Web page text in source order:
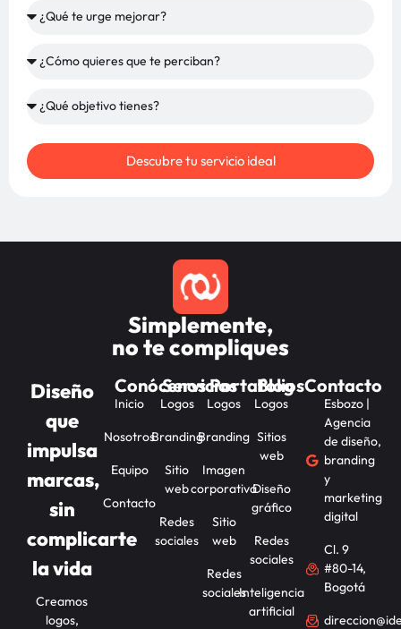
Descubre tu servicio ideal
Simplemente,
no te compliques
Diseño
que
impulsa
marcas,
sin
complicarte
la vida
Creamos
logos,
Conócenos
Inicio
Nosotros
Equipo
Contacto
Servicios
Logos
Branding
Sitio
web
Redes
sociales
Portafolios
Logos
Branding
Imagen
corporativa
Sitio
web
Redes
sociales
Blog
Logos
Sitios
web
Diseño
gráfico
Redes
sociales
Inteligencia
artificial
Contacto
Esbozo |
Agencia
de diseño,
branding
y
marketing
digital
Cl. 9
#80-14,
Bogotá